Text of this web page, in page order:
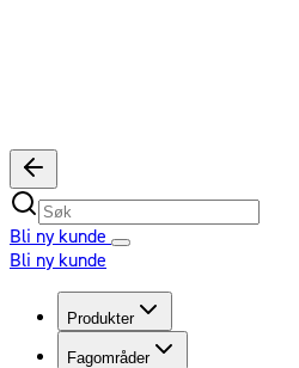
Bli ny kunde
Bli ny kunde
Produkter
Fagområder